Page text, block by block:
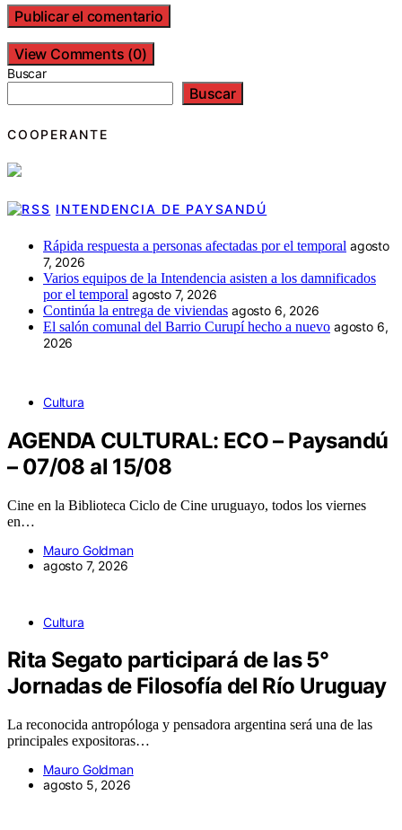
View Comments (0)
Buscar
Buscar
COOPERANTE
INTENDENCIA DE PAYSANDÚ
Rápida respuesta a personas afectadas por el temporal agosto
7, 2026
Varios equipos de la Intendencia asisten a los damnificados
por el temporal agosto 7, 2026
Continúa la entrega de viviendas agosto 6, 2026
El salón comunal del Barrio Curupí hecho a nuevo agosto 6,
2026
Cultura
AGENDA CULTURAL: ECO – Paysandú
– 07/08 al 15/08
Cine en la Biblioteca Ciclo de Cine uruguayo, todos los viernes
en…
Mauro Goldman
agosto 7, 2026
Cultura
Rita Segato participará de las 5°
Jornadas de Filosofía del Río Uruguay
La reconocida antropóloga y pensadora argentina será una de las
principales expositoras…
Mauro Goldman
agosto 5, 2026